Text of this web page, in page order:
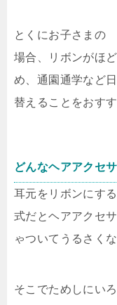
とくにお子さまの
場合、リボンがほ
め、通園通学など
替えることをおす
どんなヘアアクセ
耳元をリボンにす
式だとヘアアクセ
ゃついてうるさく
そこでためしにい